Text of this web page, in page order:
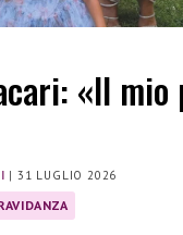
«Il mio
|31 LUGLIO 2026